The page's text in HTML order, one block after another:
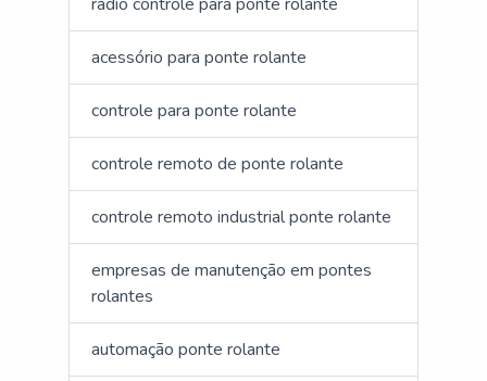
acessório para ponte rolante
controle para ponte rolante
controle remoto de ponte rolante
controle remoto industrial ponte rolante
empresas de manutenção em pontes
rolantes
automação ponte rolante